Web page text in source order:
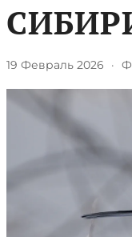
19 Февраль 2026 ·